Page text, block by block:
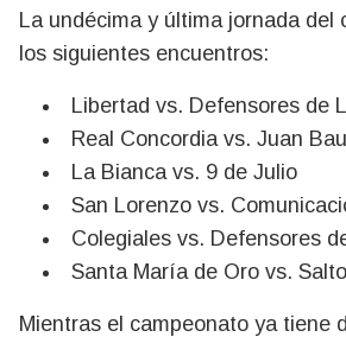
La undécima y última jornada del
los siguientes encuentros:
Libertad vs. Defensores de
Real Concordia vs. Juan
La Bianca vs. 9 de Julio
San Lorenzo vs.
Colegiales vs. Defensores
Santa María de Oro vs.
Mientras el campeonato ya tiene